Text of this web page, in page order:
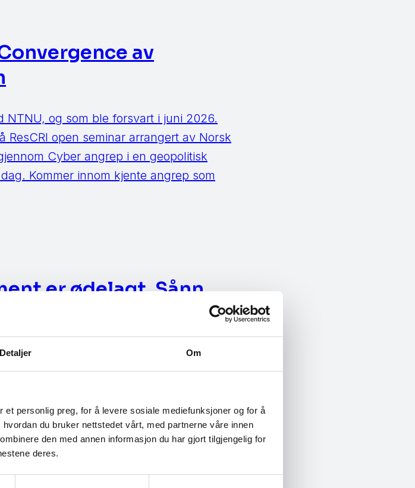
Detaljer Om
personlig preg, for å levere sosiale mediefunksjoner og for å
du bruker nettstedet vårt, med partnerne våre innen
den med annen informasjon du har gjort tilgjengelig for
deres.
av
NTNU, og som ble forsvart i juni 2026.
open seminar arrangert av Norsk
Cyber angrep i en geopolitisk
Kommer innom kjente angrep som
er ødelagt. Sånn
av sårbarheter av
og Per Thorsheim
sårbarheter i stor skala. I dette foredraget
aldri har fungert godt nok, men også
å gjøre problemene våre enda større. Vi